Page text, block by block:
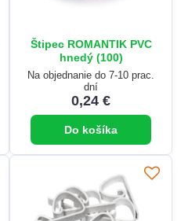
Štipec ROMANTIK PVC
hnedý (100)
Na objednanie do 7-10 prac.
dní
0,24 €
Do košíka